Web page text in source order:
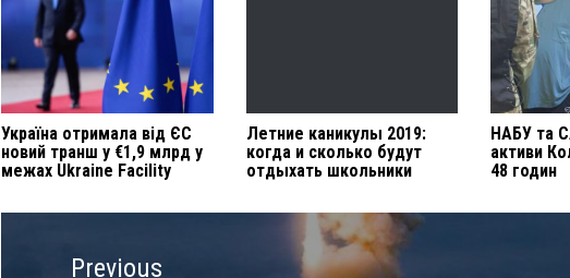
Україна отримала від ЄС
новий транш у €1,9 млрд у
межах Ukraine Facility
Летние каникулы 2019:
когда и сколько будут
отдыхать школьники
НАБУ та
активи
48 годин
Навигация
Previous